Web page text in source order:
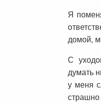
Я
домой,
С
думать
у меня